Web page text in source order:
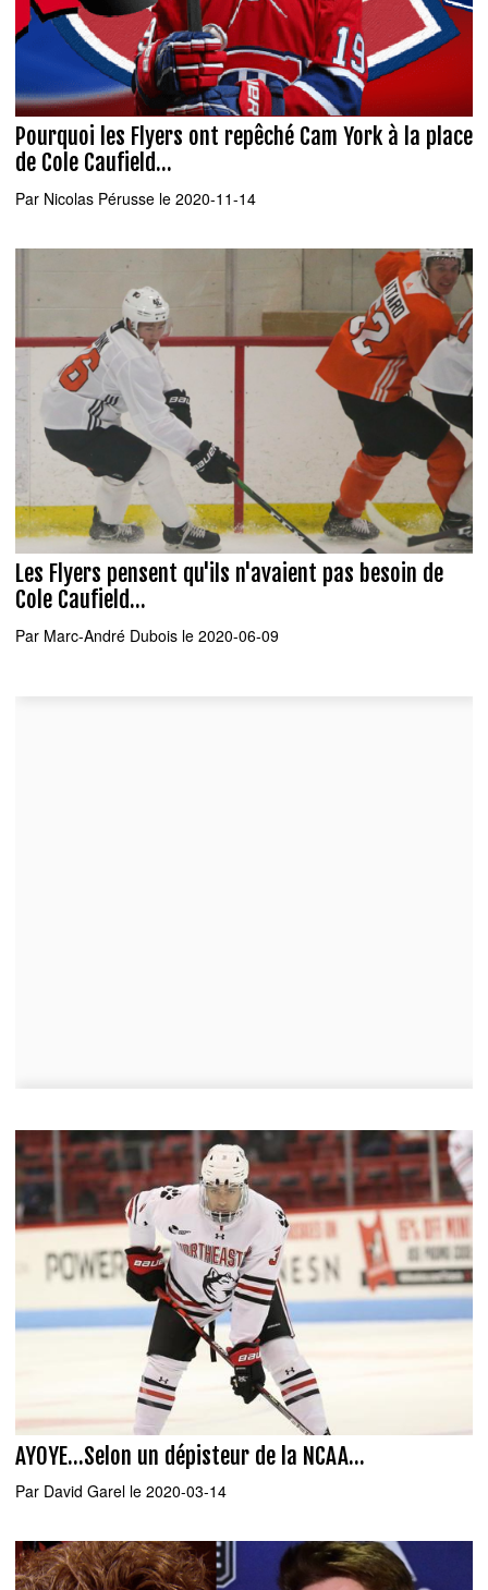
Pourquoi les Flyers ont repêché Cam York à la place
de Cole Caufield...
Par Nicolas Pérusse le 2020-11-14
Les Flyers pensent qu'ils n'avaient pas besoin de
Cole Caufield...
Par Marc-André Dubois le 2020-06-09
AYOYE...Selon un dépisteur de la NCAA...
Par David Garel le 2020-03-14